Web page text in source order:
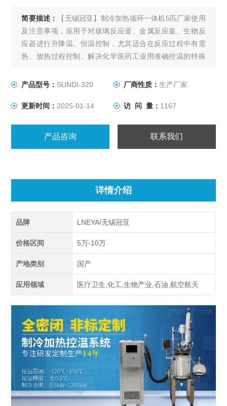
简要描述：
【无锡冠亚】制冷加热循环一体机5匹厂家使用
及注意事项，应用于对玻璃反应釜、金属反应釜、生物反
应器进行升降温、恒温控制，尤其适合在反应过程中有需
热、放热过程控制。解决化学医药工业用准确控温的特殊
程的加热及冷却、恒温系统。
产品型号： SUNDI-320 厂商性质： 生产厂家
更新时间： 2025-01-14 访 问 量： 1167
产品咨询 联系我们
详情介绍
品牌 LNEYA/无锡冠亚
价格区间 5万-10万
产地类别 国产
应用领域 医疗卫生,化工,生物产业,石油,航空航天